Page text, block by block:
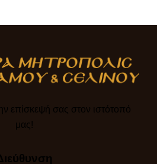
επίσκεψή σας στον ιστότοπό
μας!​